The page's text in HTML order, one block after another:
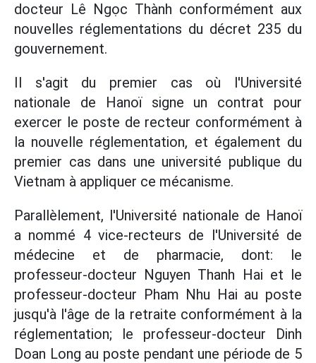
docteur Lê Ngọc Thành conformément aux
nouvelles réglementations du décret 235 du
gouvernement.
Il s'agit du premier cas où l'Université
nationale de Hanoï signe un contrat pour
exercer le poste de recteur conformément à
la nouvelle réglementation, et également du
premier cas dans une université publique du
Vietnam à appliquer ce mécanisme.
Parallèlement, l'Université nationale de Hanoï
a nommé 4 vice-recteurs de l'Université de
médecine et de pharmacie, dont: le
professeur-docteur Nguyen Thanh Hai et le
professeur-docteur Pham Nhu Hai au poste
jusqu'à l'âge de la retraite conformément à la
réglementation; le professeur-docteur Dinh
Doan Long au poste pendant une période de 5